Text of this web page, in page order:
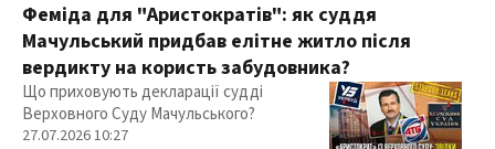
Феміда для "Аристократів": як суддя
Мачульський придбав елітне житло після
вердикту на користь забудовника?
Що приховують декларації судді
Верховного Суду Мачульського?
27.07.2026 10:27